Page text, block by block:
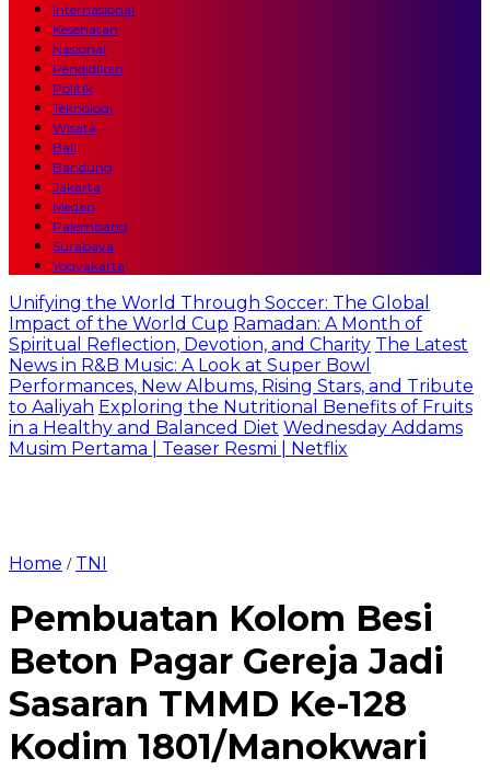
Internasional
Kesehatan
Nasional
Pendidikan
Politik
Teknologi
Wisata
Bali
Bandung
Jakarta
Medan
Palembang
Surabaya
Yogyakarta
Unifying the World Through Soccer: The Global
Impact of the World Cup Ramadan: A Month of
Spiritual Reflection, Devotion, and Charity The Latest
News in R&B Music: A Look at Super Bowl
Performances, New Albums, Rising Stars, and Tribute
to Aaliyah Exploring the Nutritional Benefits of Fruits
in a Healthy and Balanced Diet Wednesday Addams
Musim Pertama | Teaser Resmi | Netflix
Home / TNI
Pembuatan Kolom Besi
Beton Pagar Gereja Jadi
Sasaran TMMD Ke-128
Kodim 1801/Manokwari